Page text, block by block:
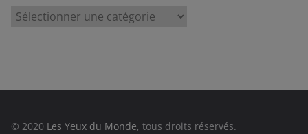
© 2020 Les Yeux du Monde, tous droits réservés.